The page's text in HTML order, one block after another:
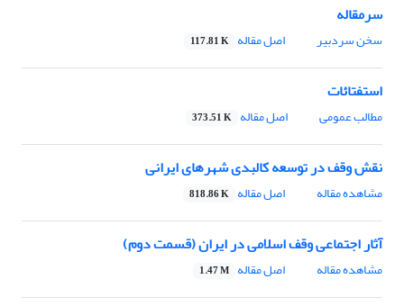
سرمقاله
سخن سردبیر اصل مقاله 117.81 K
استفتائات
مطالب عمومی اصل مقاله 373.51 K
نقش وقف در توسعه کالبدی شهرهای ایرانی
مشاهده مقاله اصل مقاله 818.86 K
آثار اجتماعی وقف اسلامی در ایران (قسمت دوم)
مشاهده مقاله اصل مقاله 1.47 M